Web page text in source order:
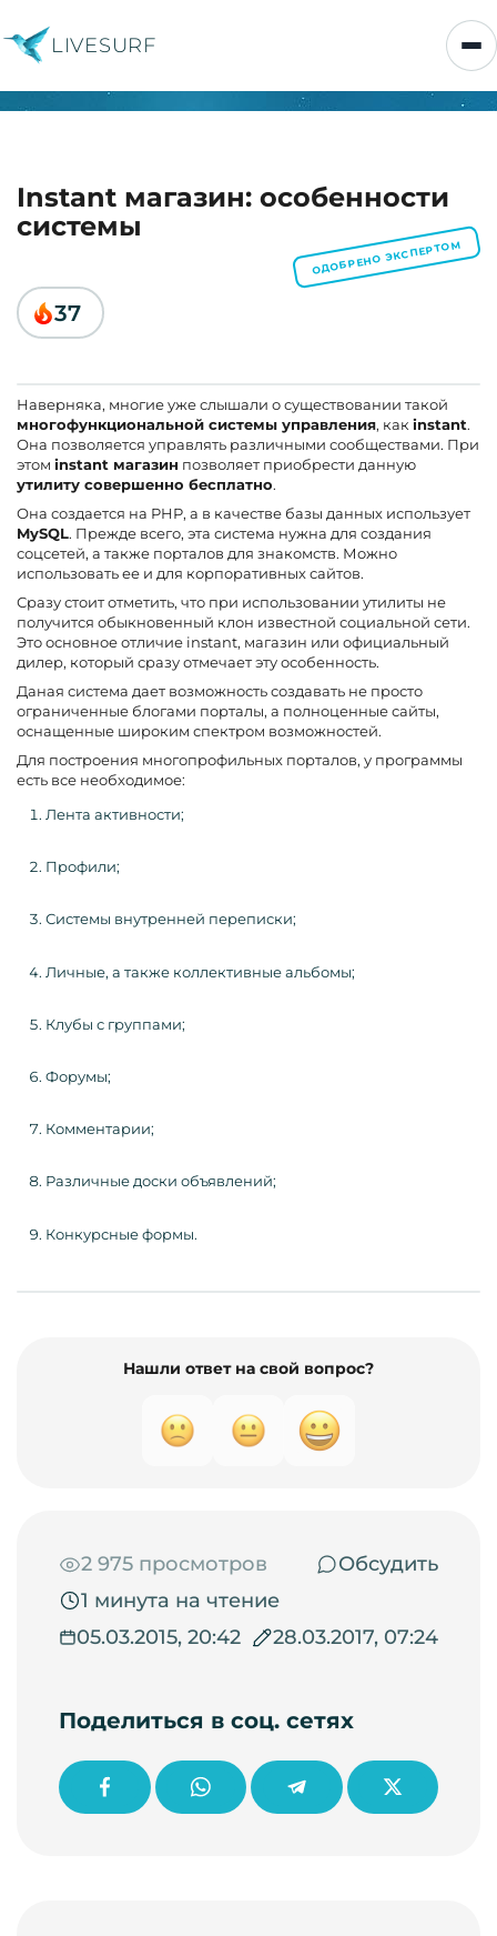
LIVESURF
Instant магазин: особенности
системы
ОДОБРЕНО ЭКСПЕРТОМ
37
Наверняка, многие уже слышали о существовании такой
многофункциональной системы управления, как instant.
Она позволяется управлять различными сообществами. При
этом instant магазин позволяет приобрести данную
утилиту совершенно бесплатно.
Она создается на PHP, а в качестве базы данных использует
MySQL. Прежде всего, эта система нужна для создания
соцсетей, а также порталов для знакомств. Можно
использовать ее и для корпоративных сайтов.
Сразу стоит отметить, что при использовании утилиты не
получится обыкновенный клон известной социальной сети.
Это основное отличие instant, магазин или официальный
дилер, который сразу отмечает эту особенность.
Даная система дает возможность создавать не просто
ограниченные блогами порталы, а полноценные сайты,
оснащенные широким спектром возможностей.
Для построения многопрофильных порталов, у программы
есть все необходимое:
Лента активности;
Профили;
Системы внутренней переписки;
Личные, а также коллективные альбомы;
Клубы с группами;
Форумы;
Комментарии;
Различные доски объявлений;
Конкурсные формы.
Нашли ответ на свой вопрос?
2 975 просмотров
Обсудить
1 минута на чтение
05.03.2015, 20:42
28.03.2017, 07:24
Поделиться в соц. сетях